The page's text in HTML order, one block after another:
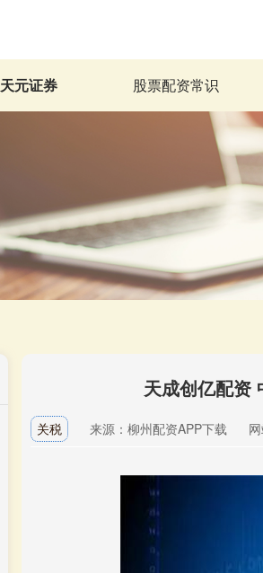
天元证券 股票配资常识
天成创亿配资
关税 来源：柳州配资APP下载